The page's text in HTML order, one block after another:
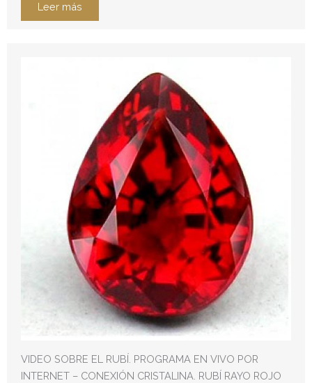
Leer más
VIDEO SOBRE EL RUBÍ. PROGRAMA EN VIVO POR
INTERNET – CONEXIÓN CRISTALINA. RUBÍ RAYO ROJO